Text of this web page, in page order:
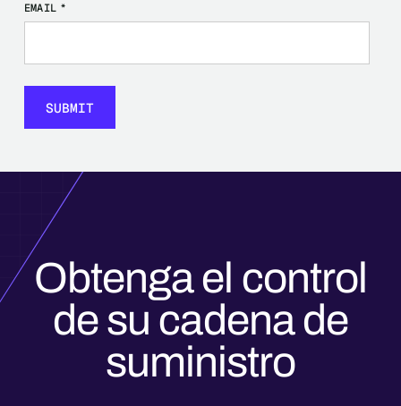
EMAIL *
Obtenga el control
de su cadena de
suministro